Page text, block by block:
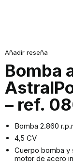
Añadir reseña
Bomba
– ref.
Bomba 2.860
4,5 CV
Cuerpo bomba y
motor de acero